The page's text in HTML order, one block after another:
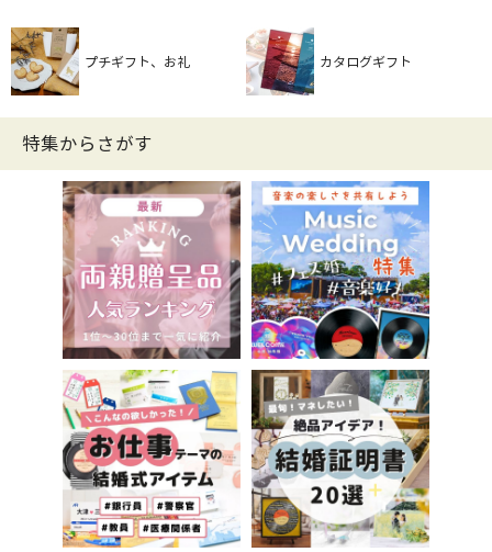
プチギフト、お礼 カタログギフト
特集からさがす